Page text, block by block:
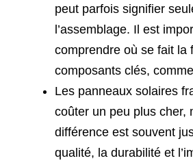
peut parfois signifier
l’assemblage. Il est
comprendre où se fait la
composants clés,
Les panneaux solaires
coûter un peu plus cher,
différence est souvent
qualité, la durabilité et